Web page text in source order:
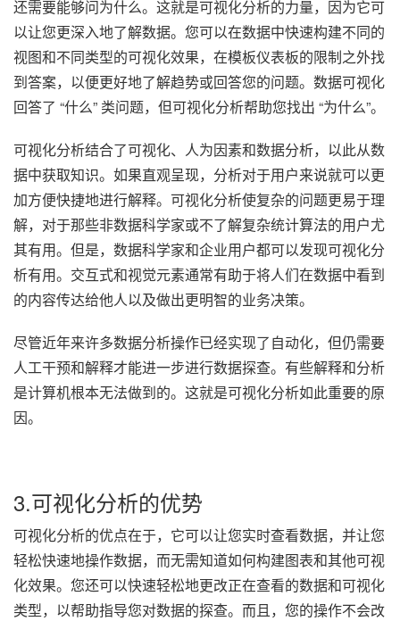
还需要能够问为什么。这就是可视化分析的力量，因为它可
以让您更深入地了解数据。您可以在数据中快速构建不同的
视图和不同类型的可视化效果， 在模板仪表板的限制之外找
到答案，以便更好地了解趋势或回答您的问题。数据可视化
回答了 “什么” 类问题，但可视化分析帮助您找出 “为什么”。
可视化分析结合了可视化、人为因素和数据分析，以此从数
据中获取知识。如果直观呈现，分析对于用户来说就可以更
加方便快捷地进行解释。可视化分析使复杂的问题更易于理
解，对于那些非数据科学家或不了解复杂统计算法的用户尤
其有用。但是，数据科学家和企业用户都可以发现可视化分
析有用。交互式和视觉元素通常有助于将人们在数据中看到
的内容传达给他人以及做出更明智的业务决策。
尽管近年来许多数据分析操作已经实现了自动化，但仍需要
人工干预和解释才能进一步进行数据探查。有些解释和分析
是计算机根本无法做到的。这就是可视化分析如此重要的原
因。
3.可视化分析的优势
可视化分析的优点在于，它可以让您实时查看数据，并让您
轻松快速地操作数据，而无需知道如何构建图表和其他可视
化效果。您还可以快速轻松地更改正在查看的数据和可视化
类型，以帮助指导您对数据的探查。而且，您的操作不会改